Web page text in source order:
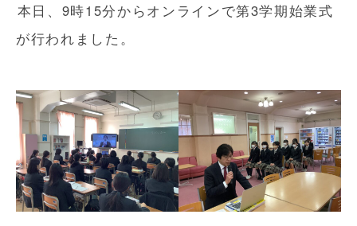
本日、9時15分からオンラインで第3学期始業式
が行われました。